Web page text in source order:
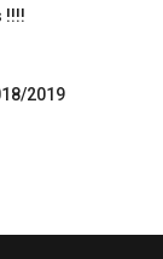
!!!!
2019